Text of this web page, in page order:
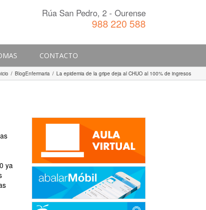
Rúa San Pedro, 2 - Ourense
988 220 588
CONTACTO
/ BlogEnfermaria / La epidemia de la gripe deja al CHUO al 100% de ingresos
ya